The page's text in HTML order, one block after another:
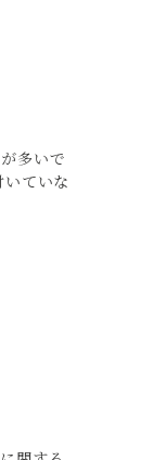
多いで
ていな